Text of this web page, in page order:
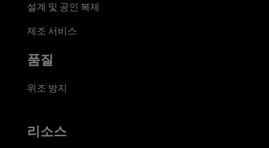
설계 및 공인 복제
제조 서비스
품질
위조 방지
리소스